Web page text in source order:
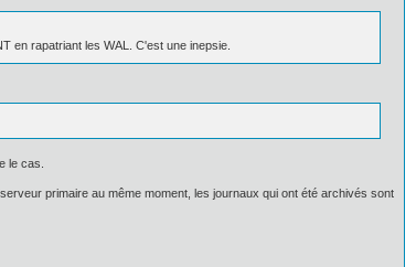
en rapatriant les WAL. C'est une inepsie.
le cas.
primaire au même moment, les journaux qui ont été archivés sont